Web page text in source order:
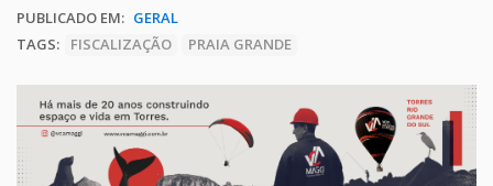
PUBLICADO EM: GERAL
TAGS:
FISCALIZAÇÃO PRAIA GRANDE